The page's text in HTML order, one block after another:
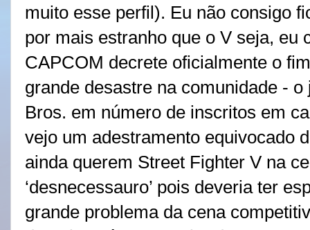
muito esse perfil). Eu não consigo
por mais estranho que o V seja, eu
CAPCOM decrete oficialmente o
grande desastre na comunidade -
Bros. em número de inscritos em
vejo um adestramento equivocado
ainda querem Street Fighter V na
‘desnecessauro’ pois deveria ter
grande problema da cena